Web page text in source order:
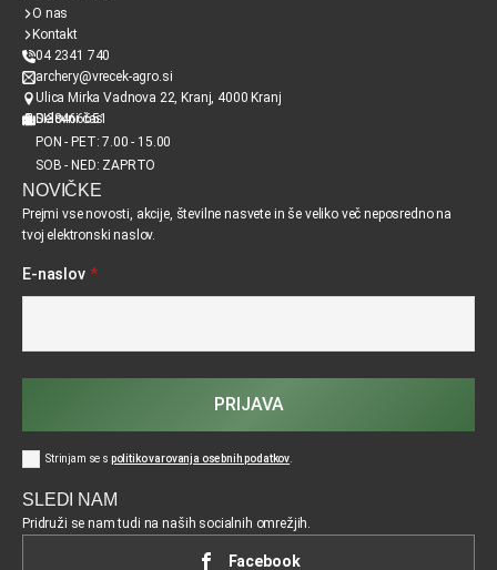
O nas
Kontakt
04 2341 740
archery@vrecek-agro.si
Ulica Mirka Vadnova 22, Kranj, 4000 Kranj
SI38466651
Delovni čas
PON - PET: 7.00 - 15.00
SOB - NED: ZAPRTO
NOVIČKE
Prejmi vse novosti, akcije, številne nasvete in še veliko več neposredno na
tvoj elektronski naslov.
E-naslov *
Strinjam se s politiko varovanja osebnih podatkov
PRIJAVA
SLEDI NAM
Pridruži se nam tudi na naših socialnih omrežjih.
Facebook